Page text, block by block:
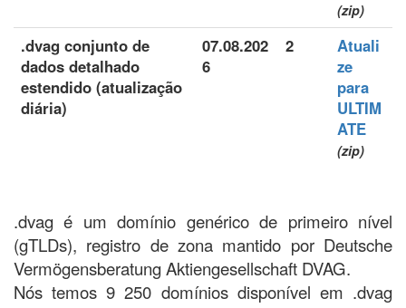
(zip)
.dvag conjunto de
dados detalhado
estendido (atualização
diária)
07.08.202
6
2
Atuali
ze
para
ULTIM
ATE
(zip)
.dvag é um domínio genérico de primeiro nível
(gTLDs), registro de zona mantido por Deutsche
Vermögensberatung Aktiengesellschaft DVAG.
Nós temos 9 250 domínios disponível em .dvag